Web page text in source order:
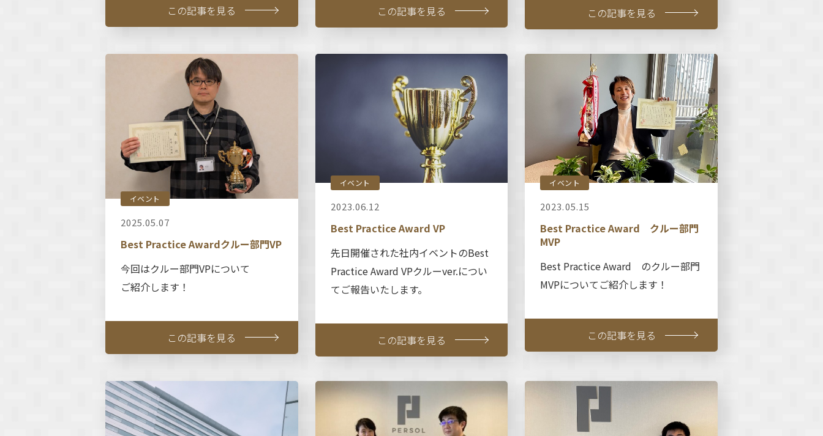
この記事を見る この記事を見る この記事を見る
イベント
2025.05.07
Best Practice Awardクルー部門VP
今回はクルー部門VPについて
ご紹介します！
この記事を見る
イベント
2023.06.12
Best Practice Award VP
先日開催された社内イベントのBest
Practice Award VPクルーver.につい
てご報告いたします。
この記事を見る
イベント
2023.05.15
Best Practice Award クルー部門
MVP
Best Practice Award のクルー部門
MVPについてご紹介します！
この記事を見る